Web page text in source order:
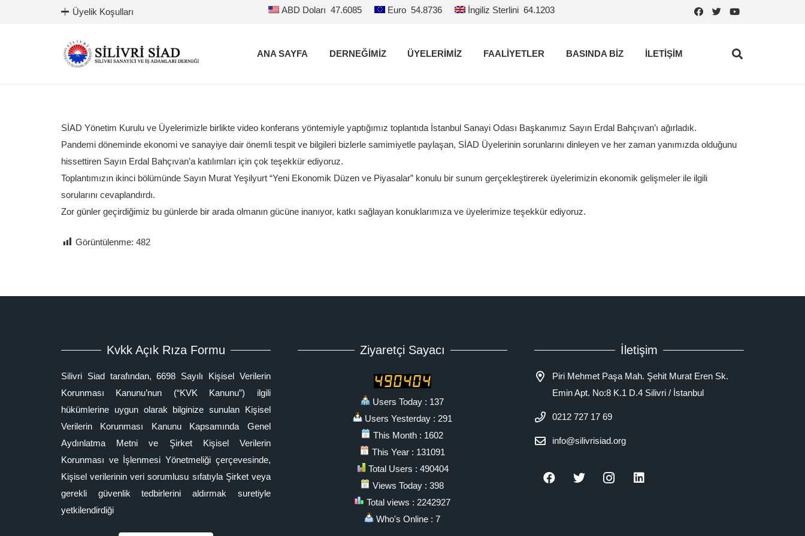
Üyelik Koşulları ABD Doları 47.6085 Euro 54.8736 İngiliz Sterlini 64.1203
ANA SAYFA DERNEĞİMİZ ÜYELERİMİZ FAALİYETLER BASINDA BİZ İLETİŞİM
SİAD Yönetim Kurulu ve Üyelerimizle birlikte video konferans yöntemiyle yaptığımız toplantıda İstanbul Sanayi Odası Başkanımız Sayın Erdal Bahçıvan’ı ağırladık.
Pandemi döneminde ekonomi ve sanayiye dair önemli tespit ve bilgileri bizlerle samimiyetle paylaşan, SİAD Üyelerinin sorunlarını dinleyen ve her zaman yanımızda olduğunu
hissettiren Sayın Erdal Bahçıvan’a katılımları için çok teşekkür ediyoruz.
Toplantımızın ikinci bölümünde Sayın Murat Yeşilyurt “Yeni Ekonomik Düzen ve Piyasalar” konulu bir sunum gerçekleştirerek üyelerimizin ekonomik gelişmeler ile ilgili
sorularını cevaplandırdı.
Zor günler geçirdiğimiz bu günlerde bir arada olmanın gücüne inanıyor, katkı sağlayan konuklarımıza ve üyelerimize teşekkür ediyoruz.
Görüntülenme: 482
Kvkk Açık Rıza Formu
Silivri Siad tarafından, 6698 Sayılı Kişisel Verilerin
Korunması Kanunu’nun (“KVK Kanunu”) ilgili
hükümlerine uygun olarak bilginize sunulan Kişisel
Verilerin Korunması Kanunu Kapsamında Genel
Aydınlatma Metni ve Şirket Kişisel Verilerin
Korunması ve İşlenmesi Yönetmeliği çerçevesinde,
Kişisel verilerinin veri sorumlusu sıfatıyla Şirket veya
gerekli güvenlik tedbirlerini aldırmak suretiyle
yetkilendirdiği
Ziyaretçi Sayacı
Users Today : 137
Users Yesterday : 291
This Month : 1602
This Year : 131091
Total Users : 490404
Views Today : 398
Total views : 2242927
Who's Online : 7
İletişim
Piri Mehmet Paşa Mah. Şehit Murat Eren Sk.
Emin Apt. No:8 K.1 D.4 Silivri / İstanbul
0212 727 17 69
info@silivrisiad.org